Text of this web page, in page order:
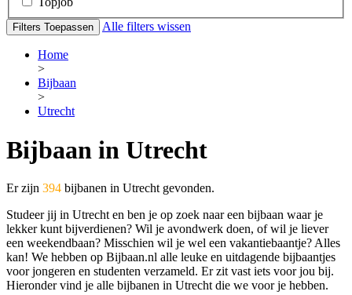
Filters Toepassen Alle filters wissen
Home
>
Bijbaan
>
Utrecht
Bijbaan in Utrecht
Er zijn 394 bijbanen in Utrecht gevonden.
Studeer jij in Utrecht en ben je op zoek naar een bijbaan waar je
lekker kunt bijverdienen? Wil je avondwerk doen, of wil je liever
een weekendbaan? Misschien wil je wel een vakantiebaantje? Alles
kan! We hebben op Bijbaan.nl alle leuke en uitdagende bijbaantjes
voor jongeren en studenten verzameld. Er zit vast iets voor jou bij.
Hieronder vind je alle bijbanen in Utrecht die we voor je hebben.